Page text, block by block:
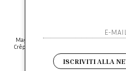
Maglia Uomo Girocollo Cotone
Crêpe Chambray Urban Fit Estiva
€ 148.00-50%
€ 74.00
ISCRIVITI ALLA